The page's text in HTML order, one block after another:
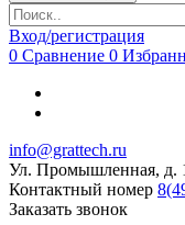
Вход/регистрация
0 Сравнение 0
info@grattech.ru
Ул. Промышленная, д.
Контактный номер
Заказать звонок